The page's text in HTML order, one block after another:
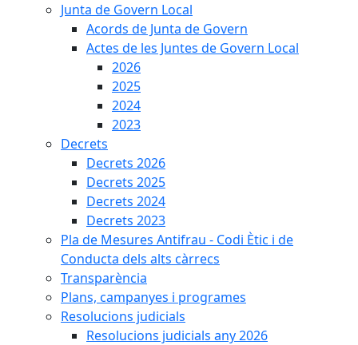
Junta de Govern Local
Acords de Junta de Govern
Actes de les Juntes de Govern Local
2026
2025
2024
2023
Decrets
Decrets 2026
Decrets 2025
Decrets 2024
Decrets 2023
Pla de Mesures Antifrau - Codi Ètic i de
Conducta dels alts càrrecs
Transparència
Plans, campanyes i programes
Resolucions judicials
Resolucions judicials any 2026